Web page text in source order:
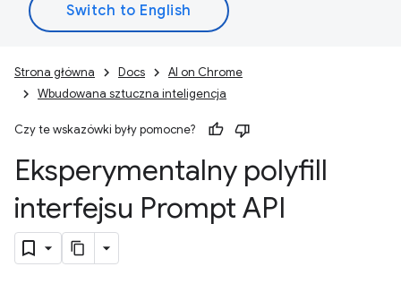
Strona główna Docs
AI on Chrome
Wbudowana sztuczna inteligencja
Czy te wskazówki były pomocne?
Eksperymentalny polyfill
interfejsu Prompt API